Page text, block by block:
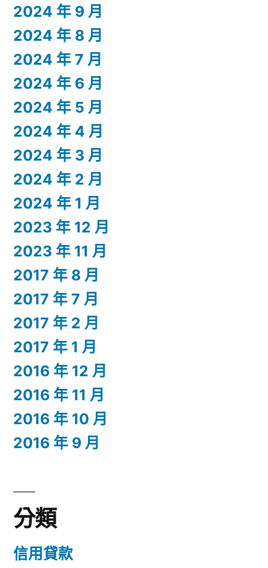
2024 年 9 月
2024 年 8 月
2024 年 7 月
2024 年 6 月
2024 年 5 月
2024 年 4 月
2024 年 3 月
2024 年 2 月
2024 年 1 月
2023 年 12 月
2023 年 11 月
2017 年 8 月
2017 年 7 月
2017 年 2 月
2017 年 1 月
2016 年 12 月
2016 年 11 月
2016 年 10 月
2016 年 9 月
分類
信用貸款